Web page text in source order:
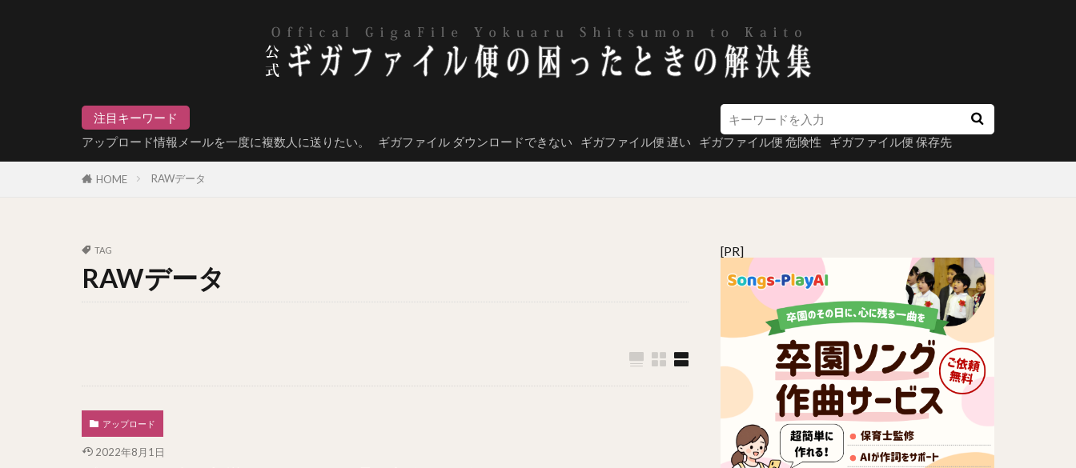
注目キーワード
アップロード情報メールを一度に複数人に送りたい。
ギガファイル ダウンロードできない ギガファイル便 遅い ギガファイル便 危険性 ギガファイル便 保存先
HOME RAWデータ
TAG
RAWデータ
アップロード
2022年8月1日
[PR]